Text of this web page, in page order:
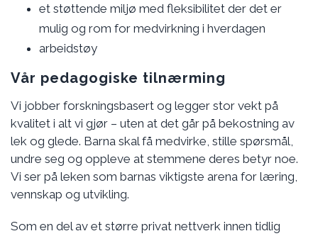
et støttende miljø med fleksibilitet der det er
mulig og rom for medvirkning i hverdagen
arbeidstøy
Vår pedagogiske tilnærming
Vi jobber forskningsbasert og legger stor vekt på
kvalitet i alt vi gjør – uten at det går på bekostning av
lek og glede. Barna skal få medvirke, stille spørsmål,
undre seg og oppleve at stemmene deres betyr noe.
Vi ser på leken som barnas viktigste arena for læring,
vennskap og utvikling.
Som en del av et større privat nettverk innen tidlig